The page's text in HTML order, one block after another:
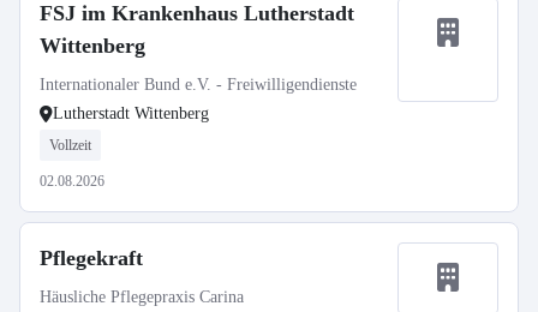
FSJ im Krankenhaus Lutherstadt
Wittenberg
Internationaler Bund e.V. - Freiwilligendienste
Lutherstadt Wittenberg
Vollzeit
02.08.2026
Pflegekraft
Häusliche Pflegepraxis Carina